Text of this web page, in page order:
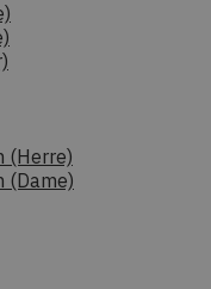
(Herre)
(Dame)